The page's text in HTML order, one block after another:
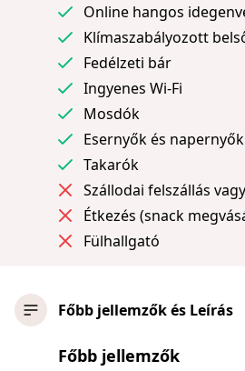
Online hangos
Klímaszabályozott
Fedélzeti bár
Ingyenes Wi-Fi
Mosdók
Esernyők és napernyők
Takarók
Szállodai felszállás
Étkezés (snack
Fülhallgató
Főbb jellemzők és Leírás
Főbb jellemzők